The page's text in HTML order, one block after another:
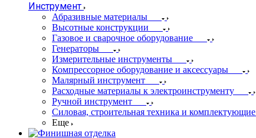
Инструмент
Абразивные материалы
Высотные конструкции
Газовое и сварочное оборудование
Генераторы
Измерительные инструменты
Компрессорное оборудование и аксессуары
Малярный инструмент
Расходные материалы к электроинструменту
Ручной инструмент
Силовая, строительная техника и комплектующие
Еще